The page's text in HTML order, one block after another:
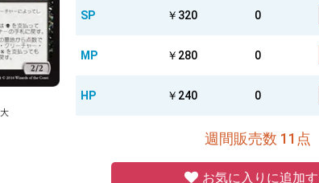
SP ￥320 0
MP ￥280 0
HP ￥240 0
週間販売数 11点
お気に入りに追加